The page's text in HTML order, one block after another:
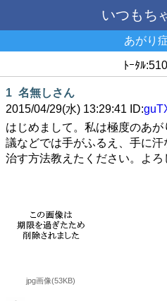
いつもち
あがり
ﾄｰﾀﾙ
1 名無しさん
2015/04/29(水) 13:29:41 ID:
はじめまして。私は極度のあ
議などでは手がふるえ、手に
治す方法教えたください。よろ
jpg画像(53KB)